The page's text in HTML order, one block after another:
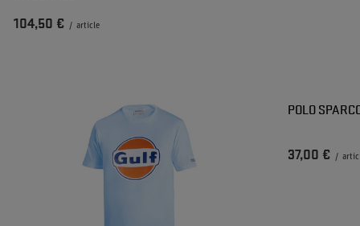
104,50 € / article
POLO
37,00 € /